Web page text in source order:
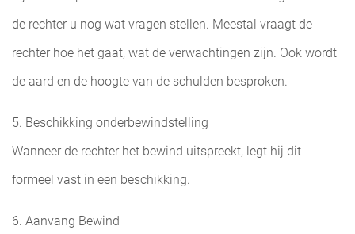
de rechter u nog wat vragen stellen. Meestal vraagt de
rechter hoe het gaat, wat de verwachtingen zijn. Ook wordt
de aard en de hoogte van de schulden besproken.
5. Beschikking onderbewindstelling
Wanneer de rechter het bewind uitspreekt, legt hij dit
formeel vast in een beschikking.
6. Aanvang Bewind